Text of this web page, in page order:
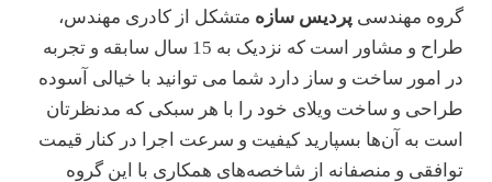
گروه مهندسی پردیس سازه متشکل از کادری مهندس،
طراح و مشاور است که نزدیک به 15 سال سابقه و تجربه
در امور ساخت و ساز دارد شما می توانید با خیالی آسوده
طراحی و ساخت ویلای خود را با هر سبکی که مدنظرتان
است به آن‌ها بسپارید کیفیت و سرعت اجرا در کنار قیمت
توافقی و منصفانه از شاخصه‌های همکاری با این گروه